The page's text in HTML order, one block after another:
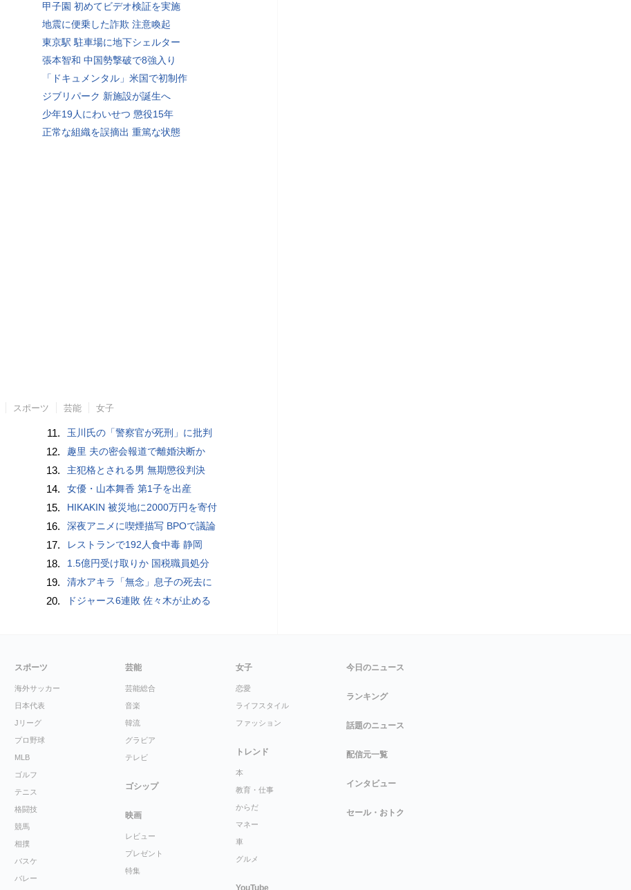
甲子園 初めてビデオ検証を実施
地震に便乗した詐欺 注意喚起
東京駅 駐車場に地下シェルター
張本智和 中国勢撃破で8強入り
「ドキュメンタル」米国で初制作
ジブリパーク 新施設が誕生へ
少年19人にわいせつ 懲役15年
正常な組織を誤摘出 重篤な状態
スポーツ 芸能 女子
11. 玉川氏の「警察官が死刑」に批判
12. 趣里 夫の密会報道で離婚決断か
13. 主犯格とされる男 無期懲役判決
14. 女優・山本舞香 第1子を出産
15. HIKAKIN 被災地に2000万円を寄付
16. 深夜アニメに喫煙描写 BPOで議論
17. レストランで192人食中毒 静岡
18. 1.5億円受け取りか 国税職員処分
19. 清水アキラ「無念」息子の死去に
20. ドジャース6連敗 佐々木が止める
スポーツ
海外サッカー
日本代表
Jリーグ
プロ野球
MLB
ゴルフ
テニス
格闘技
競馬
相撲
バスケ
バレー
芸能
芸能総合
音楽
韓流
グラビア
テレビ
ゴシップ
映画
レビュー
プレゼント
特集
女子
恋愛
ライフスタイル
ファッション
トレンド
本
教育・仕事
からだ
マネー
車
グルメ
YouTube
今日のニュース
ランキング
話題のニュース
配信元一覧
インタビュー
セール・おトク